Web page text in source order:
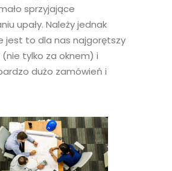
sprzyjające
upały. Należy jednak
jest to dla nas najgorętszy
(nie tylko za oknem) i
dużo zamówień i